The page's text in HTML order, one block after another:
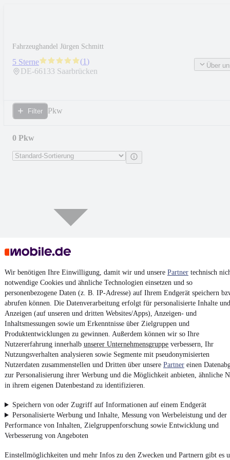
Wir benötigen Ihre Einwilligung, damit wir und unsere Partner technisch
notwendige Cookies und ähnliche Technologien einsetzen und so
personenbezogene Daten (z. B. IP-Adresse) auf Ihrem Endgerät speichern
abrufen können. Die Datenverarbeitung erfolgt für personalisierte Inhalte und
Anzeigen (auf unseren und dritten Websites/Apps), Anzeigen- und
Inhaltsmessungen sowie um Erkenntnisse über Zielgruppen und
Produktentwicklungen zu gewinnen. Außerdem können wir so Ihre
Nutzererfahrung innerhalb unserer Unternehmensgruppe verbessern, Ihr
Nutzungsverhalten analysieren sowie Segmente mit pseudonymisierten
Nutzerdaten zusammenstellen und Dritten über unsere Partner einen
zur Personalisierung ihrer Werbung und die Möglichkeit anbieten, ähnliche
in ihrem eigenen Datenbestand zu identifizieren.
Speichern von oder Zugriff auf Informationen auf einem Endgerät
Personalisierte Werbung und Inhalte, Messung von Werbeleistung und der
Performance von Inhalten, Zielgruppenforschung sowie Entwicklung und
Verbesserung von Angeboten
Einstellmöglichkeiten und mehr Infos zu den Zwecken und Partnern gibt es
Fahrzeughandel Jürgen Schmitt
5 Sterne (1)
DE-66133 Saarbrücken
Über
Filter Pkw
0 Pkw
Keine Inserate gefunden
¹MwSt. ausweisbar
Nutze mobile.de schnell und einfach
App installieren